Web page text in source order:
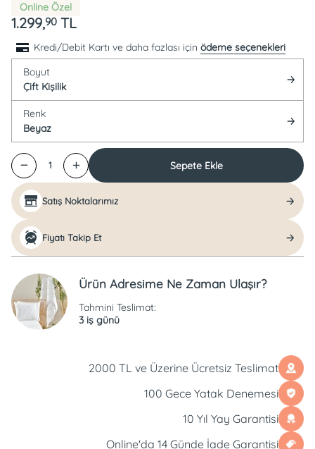
Online Özel
1.299,90 TL
Kredi/Debit Kartı ve daha fazlası için ödeme seçenekleri
Boyut
Çift Kişilik
Renk
Beyaz
1 Sepete Ekle
Satış Noktalarımız
Fiyatı Takip Et
Ürün Adresime Ne Zaman Ulaşır?
Tahmini Teslimat:
3 iş günü
2000 TL ve Üzerine Ücretsiz Teslimat
100 Gece Yatak Denemesi
10 Yıl Yay Garantisi
Online'da 14 Günde İade Garantisi